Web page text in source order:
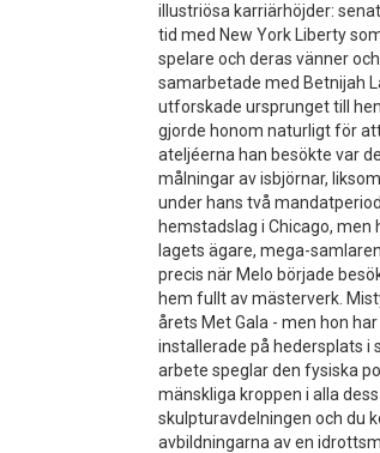
illustriösa karriärhöjder:
tid med New York Liberty
spelare och deras vänner
samarbetade med Betnijah
utforskade ursprunget till
gjorde honom naturligt för
ateljéerna han besökte var
målningar av isbjörnar,
under hans två
hemstadslag i Chicago,
lagets ägare, mega-
precis när Melo började
hem fullt av mästerverk.
årets Met Gala - men hon
installerade på hedersplats i
arbete speglar den fysiska
mänskliga kroppen i alla
skulpturavdelningen och du
avbildningarna av en